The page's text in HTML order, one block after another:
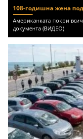
108-годишна жена
Американката покри
документа (ВИДЕО)